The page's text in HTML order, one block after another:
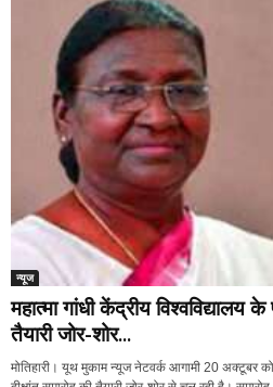
न्यूज
महात्मा गांधी केंद्रीय विश्वविद्यालय
तैयारी जोर-शोर...
मोतिहारी। यूथ मुकाम न्यूज नेटवर्क आगामी 20 अक्टूबर को